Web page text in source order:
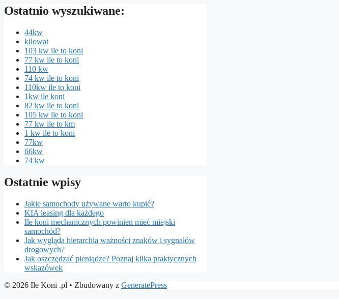
Ostatnio wyszukiwane:
44kw
kilowat
103 kw ile to koni
77 kw ile to koni
110 kw
74 kw ile to koni
110kw ile to koni
1kw ile koni
82 kw ile to koni
105 kw ile to koni
77 kw ile to km
1 kw ile to koni
77kw
66kw
74 kw
Ostatnie wpisy
Jakie samochody używane warto kupić?
KIA leasing dla każdego
Ile koni mechanicznych powinien mieć miejski
samochód?
Jak wygląda hierarchia ważności znaków i sygnałów
drogowych?
Jak oszczędzać pieniądze? Poznaj kilka praktycznych
wskazówek
© 2026 Ile Koni .pl • Zbudowany z GeneratePress